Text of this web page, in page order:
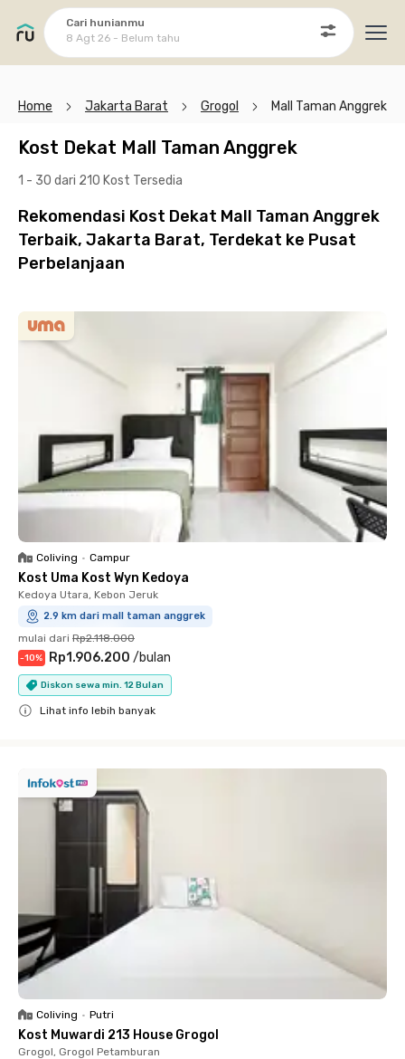
Cari hunianmu
8 Agt 26 - Belum tahu
Home Jakarta Barat Grogol Mall Taman Anggrek
Kost Dekat Mall Taman Anggrek
1 - 30 dari 210 Kost Tersedia
Rekomendasi Kost Dekat Mall Taman Anggrek
Terbaik, Jakarta Barat, Terdekat ke Pusat
Perbelanjaan
Coliving • Campur
Kost Uma Kost Wyn Kedoya
Kedoya Utara, Kebon Jeruk
2.9 km dari mall taman anggrek
mulai dari Rp2.118.000
-10% Rp1.906.200 /bulan
Diskon sewa min. 12 Bulan
Lihat info lebih banyak
Coliving • Putri
Kost Muwardi 213 House Grogol
Grogol, Grogol Petamburan